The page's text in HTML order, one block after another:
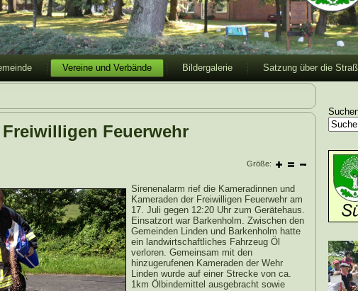
Vereine und Verbände Bildergalerie Satzung über die
Feuerwehr
Größe:
Sirenenalarm rief die Kameradinnen und
Kameraden der Freiwilligen Feuerwehr am
17. Juli gegen 12:20 Uhr zum Gerätehaus.
Einsatzort war Barkenholm. Zwischen den
Gemeinden Linden und Barkenholm hatte
ein landwirtschaftliches Fahrzeug Öl
verloren. Gemeinsam mit den
hinzugerufenen Kameraden der Wehr
Linden wurde auf einer Strecke von ca.
1km Ölbindemittel ausgebracht sowie